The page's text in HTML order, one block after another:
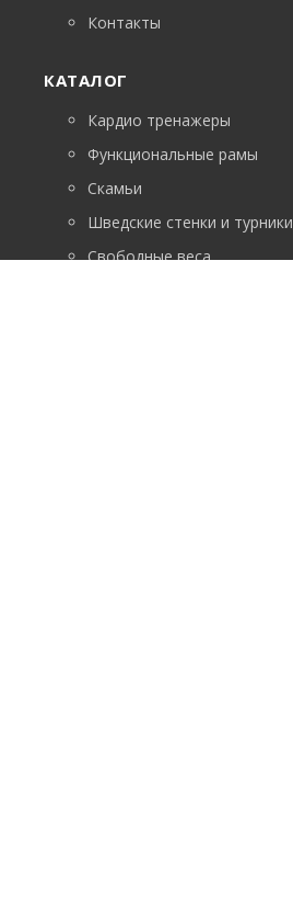
Контакты
КАТАЛОГ
Кардио тренажеры
Функциональные рамы
Скамьи
Шведские стенки и турники
Свободные веса